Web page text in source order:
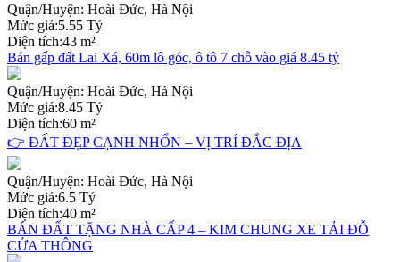
Quận/Huyện: Hoài Đức, Hà Nội
Mức giá:5.55 Tỷ
Diện tích:43 m²
Bán gấp đất Lai Xá, 60m lô góc, ô tô 7 chỗ vào giá 8.45 tỷ
Quận/Huyện: Hoài Đức, Hà Nội
Mức giá:8.45 Tỷ
Diện tích:60 m²
👉 ĐẤT ĐẸP CẠNH NHỔN – VỊ TRÍ ĐẮC ĐỊA
Quận/Huyện: Hoài Đức, Hà Nội
Mức giá:6.5 Tỷ
Diện tích:40 m²
BÁN ĐẤT TẶNG NHÀ CẤP 4 – KIM CHUNG XE TẢI ĐỖ
CỬA THÔNG